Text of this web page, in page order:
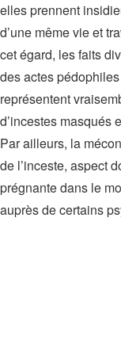
elles prennent
d’une même vie et
cet égard, les faits
des actes
représentent
d’incestes masqués
Par ailleurs, la
de l’inceste, aspect
prégnante dans le
auprès de certains